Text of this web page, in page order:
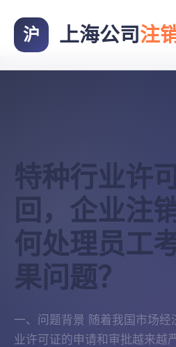
沪 上海公司注
特种行业许
回，企业注
何处理员工
果问题？
一、问题背景 随着我国市场经
业许可证的申请和审批越来越